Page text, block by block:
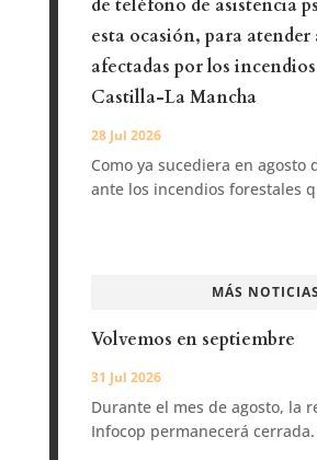
de teléfono de asistencia
esta ocasión, para atender
afectadas por los
Castilla-La Mancha
28 Jul 2026
Como ya sucediera en agosto
ante los incendios forestales
MÁS NOTICIAS
Volvemos en septiembre
31 Jul 2026
Durante el mes de agosto, la
Infocop permanecerá